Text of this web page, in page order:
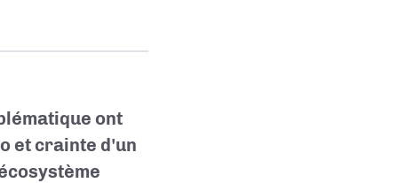
ont
et crainte d'un